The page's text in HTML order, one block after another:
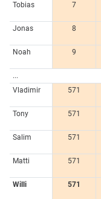
Tobias
7
Jonas
8
Noah
9
...
Vladimir
571
Tony
571
Salim
571
Matti
571
Willi
571